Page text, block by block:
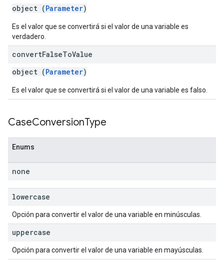
object (Parameter)
Es el valor que se convertirá si el valor de una variable es
verdadero.
convertFalseToValue
object (Parameter)
Es el valor que se convertirá si el valor de una variable es falso.
CaseConversionType
Enums
none
lowercase
Opción para convertir el valor de una variable en minúsculas.
uppercase
Opción para convertir el valor de una variable en mayúsculas.